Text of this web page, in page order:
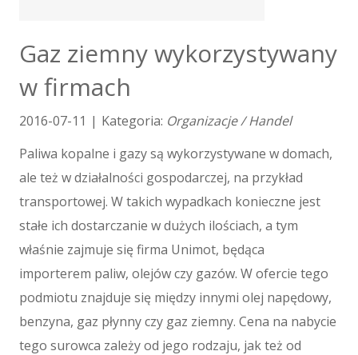
Biżuteria
Wyposażenie Wnętrz
Wyposażenie Łazienki
Odzież
Sport
Elektronika, RTV, AGD
Art. Dla Zwierząt
Ogród, Rośliny
Chemia
Art. Spożywcze
Materiały Eksploatacyjne
Inne Sklepy
Gaz ziemny wykorzystywany
w firmach
2016-07-11 | Kategoria: Organizacje / Handel
Paliwa kopalne i gazy są wykorzystywane w domach,
ale też w działalności gospodarczej, na przykład
transportowej. W takich wypadkach konieczne jest
stałe ich dostarczanie w dużych ilościach, a tym
właśnie zajmuje się firma Unimot, będąca
importerem paliw, olejów czy gazów. W ofercie tego
podmiotu znajduje się między innymi olej napędowy,
benzyna, gaz płynny czy gaz ziemny. Cena na nabycie
tego surowca zależy od jego rodzaju, jak też od